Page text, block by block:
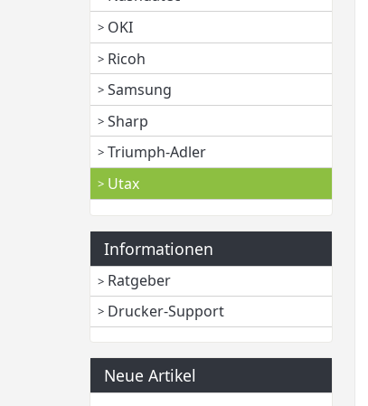
OKI
Ricoh
Samsung
Sharp
Triumph-Adler
Utax
Informationen
Ratgeber
Drucker-Support
Neue Artikel